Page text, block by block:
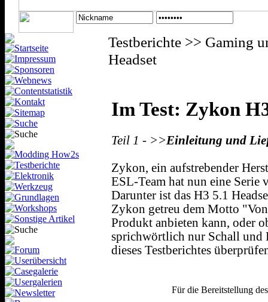
Testberichte >> Gaming
Headset
Im Test: Zykon
Teil 1 - >>Einleitung und
Zykon, ein aufstrebender
ESL-Team hat nun eine Serie
Darunter ist das H3 5.1
Zykon getreu dem Motto
Produkt anbieten kann, oder
sprichwörtlich nur Schall und
dieses Testberichtes
Für die Bereitstellung